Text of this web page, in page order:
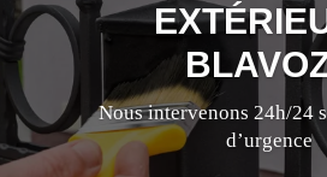
Nous intervenons 24h/24
d’urgence